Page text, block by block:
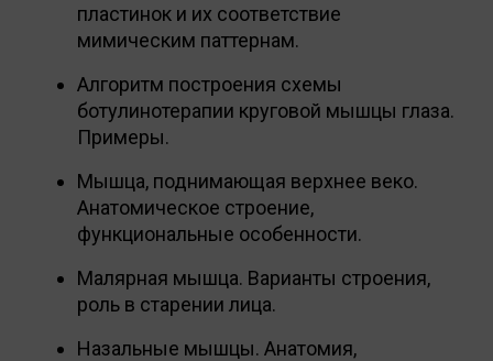
пластинок и их соответствие
мимическим паттернам.
Алгоритм построения схемы
ботулинотерапии круговой мышцы глаза.
Примеры.
Мышца, поднимающая верхнее веко.
Анатомическое строение,
функциональные особенности.
Малярная мышца. Варианты строения,
роль в старении лица.
Назальные мышцы. Анатомия,